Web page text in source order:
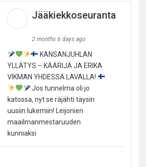
Jääkiekkoseuranta
2 months 6 days ago
KANSANJUHLAN
YLLÄTYS – KÄÄRIJÄ JA ERIKA
VIKMAN YHDESSÄ LAVALLA!
Jos tunnelma oli jo
katossa, nyt se räjähti täysin
uusiin lukemiin! Leijonien
maailmanmestaruuden
kunniaksi